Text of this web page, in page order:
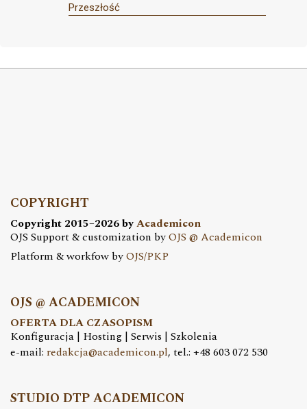
Przeszłość
COPYRIGHT
Copyright 2015–2026 byAcademicon
OJS Support & customization byOJS @ Academicon
Platform & workfow byOJS/PKP
OJS @ ACADEMICON
OFERTA DLA CZASOPISM
Konfiguracja | Hosting | Serwis | Szkolenia
e-mail: redakcja@academicon.pl, tel.: +48 603 072 530
STUDIO DTP ACADEMICON